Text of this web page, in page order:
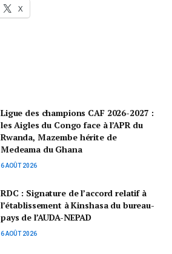
X
Ligue des champions CAF 2026-2027 :
les Aigles du Congo face à l’APR du
Rwanda, Mazembe hérite de
Medeama du Ghana
6 AOÛT 2026
RDC : Signature de l’accord relatif à
l’établissement à Kinshasa du bureau-
pays de l’AUDA-NEPAD
6 AOÛT 2026